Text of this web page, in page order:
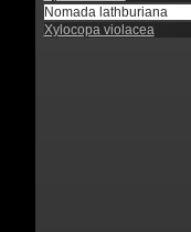
Nomada lathburiana
Xylocopa violacea